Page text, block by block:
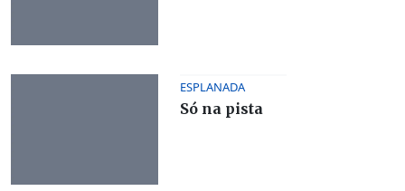
ESPLANADA
Só na pista